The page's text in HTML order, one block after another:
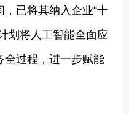
已将其纳入企业“十
划将人工智能全面应
全过程，进一步赋能